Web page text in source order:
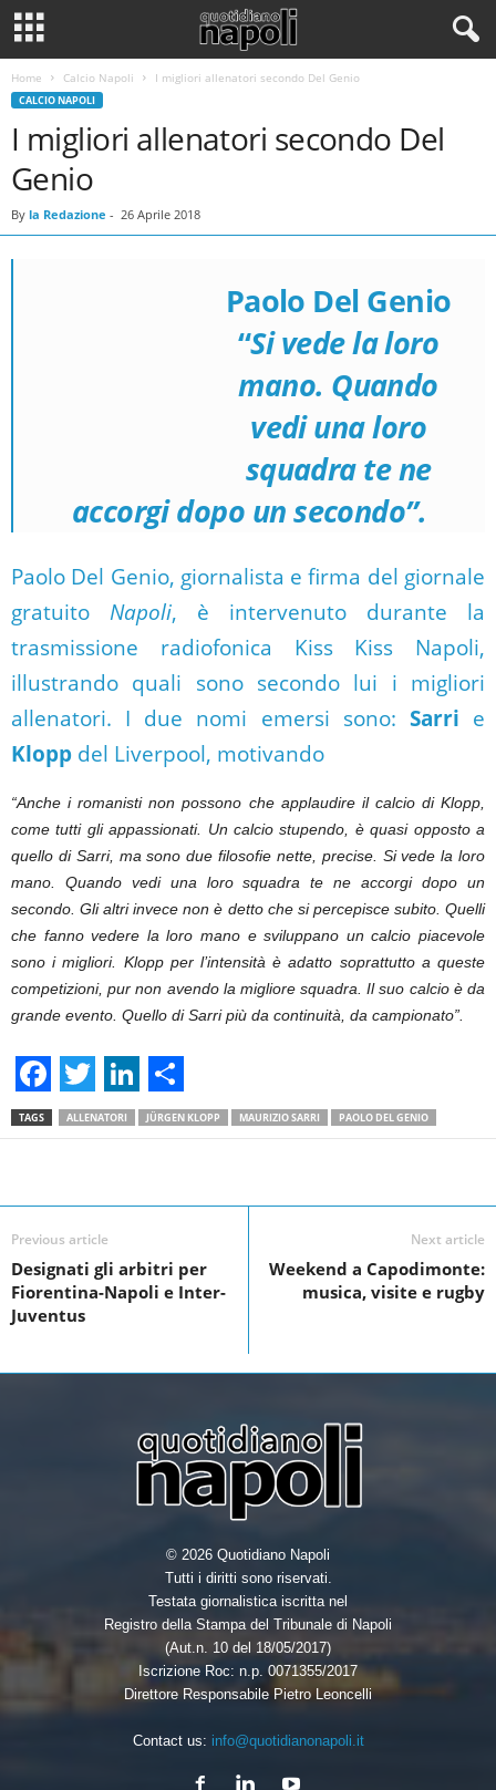
Home Calcio Napoli I migliori allenatori secondo Del Genio
CALCIO NAPOLI
I migliori allenatori secondo Del
Genio
By la Redazione - 26 Aprile 2018
Paolo Del Genio
“Si vede la loro
mano. Quando
vedi una loro
squadra te ne
accorgi dopo un secondo”.
Paolo Del Genio, giornalista e firma del giornale
gratuito Napoli, è intervenuto durante la
trasmissione radiofonica Kiss Kiss Napoli,
illustrando quali sono secondo lui i migliori
allenatori. I due nomi emersi sono: Sarri e
Klopp del Liverpool, motivando
“Anche i romanisti non possono che applaudire il calcio di Klopp,
come tutti gli appassionati. Un calcio stupendo, è quasi opposto a
quello di Sarri, ma sono due filosofie nette, precise. Si vede la loro
mano. Quando vedi una loro squadra te ne accorgi dopo un
secondo. Gli altri invece non è detto che si percepisce subito. Quelli
che fanno vedere la loro mano e sviluppano un calcio piacevole
sono i migliori. Klopp per l’intensità è adatto soprattutto a queste
competizioni, pur non avendo la migliore squadra. Il suo calcio è da
grande evento. Quello di Sarri più da continuità, da campionato”.
F
a
e
b
o
o
T
w
t
t
e
r
L
i
k
e
d
S
h
r
e
TAGS ALLENATORI JÜRGEN KLOPP MAURIZIO SARRI PAOLO DEL GENIO
Previous article
Designati gli arbitri per
Fiorentina-Napoli e Inter-
Juventus
Next article
Weekend a Capodimonte:
musica, visite e rugby
© 2026 Quotidiano Napoli
Tutti i diritti sono riservati.
Testata giornalistica iscritta nel
Registro della Stampa del Tribunale di Napoli
(Aut.n. 10 del 18/05/2017)
Iscrizione Roc: n.p. 0071355/2017
Direttore Responsabile Pietro Leoncelli
Contact us: info@quotidianonapoli.it